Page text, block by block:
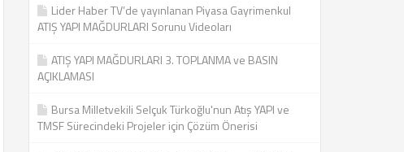
Lider Haber TV’de yayınlanan Piyasa Gayrimenkul
ATIŞ YAPI MAĞDURLARI Sorunu Videoları
ATIŞ YAPI MAĞDURLARI 3. TOPLANMA ve BASIN
AÇIKLAMASI
Bursa Milletvekili Selçuk Türkoğlu'nun Atış YAPI ve
TMSF Sürecindeki Projeler için Çözüm Önerisi